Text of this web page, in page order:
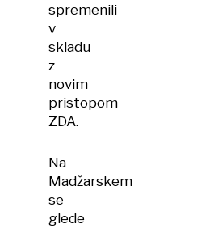
spremenili
v
skladu
z
novim
pristopom
ZDA.
Na
Madžarskem
se
glede